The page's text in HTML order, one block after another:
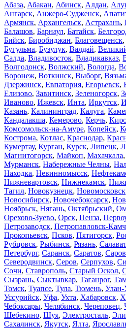
Абаза, Абакан, Абинск, Алдан,
Ангарск, Анжеро-Судженск,
Армянск, Архангельск, Астрахань,
Балашов, Барнаул, Батайск,
Бийск, Биробиджан, Благовещенск,
Бугульма, Бузулук, Валдай,
Салда, Владивосток, Владикавказ,
Волгодонск, Волжский, Вологда,
Воронеж, Воткинск, Выборг,
Дзержинск, Евпатория, Егорьевск,
Елизово, Завитинск, Зеленогорск,
Иваново, Ижевск, Инта, Иркутск,
Казань, Калининград, Калуга,
Кандалакша, Кемерово, Керчь,
Комсомольск-на-Амуре, Копейск,
Кострома, Котлас, Краснодар,
Кумертау, Курган, Курск, Липецк,
Магнитогорск, Майкоп, Махачкала,
Мурманск, Набережные Челны,
Находка, Невинномысск,
Нижневартовск, Нижнекамск,
Тагил, Новокузнецк, Новомосковск
Новосибирск, Новочебоксарск,
Ноябрьск, Нягань, Октябрьский,
Орехово-Зуево, Орск, Пенза,
Петрозаводск, Петропавловск-
Прокопьевск, Псков, Пятигорск,
Рубцовск, Рыбинск, Рязань, Салават
Петербург, Саранск, Саратов, Саров
Северодвинск, Серов, Серпухов,
Сочи, Ставрополь, Старый Оскол,
Сызрань, Сыктывкар, Таганрог,
Томск, Туапсе, Тула, Тюмень, Улан-
Уссурийск, Уфа, Ухта, Хабаровск,
Чебоксары, Челябинск, Череповец,
Шебекино, Шуя, Электросталь,
Сахалинск, Якутск, Ялта,